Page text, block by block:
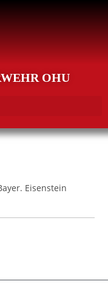
OHU
Eisenstein